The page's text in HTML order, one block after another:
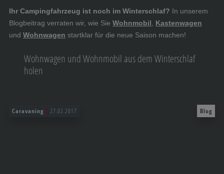
Ihr Campingfahrzeug ist noch im Winterschlaf? In unserem
Blogbeitrag verraten wir, wie Sie Wohnmobil, Kastenwagen
und Wohnwagen startklar für die neue Saison machen!
Wohnwagen und Wohnmobil aus dem Winterschlaf
holen
Caravaning 27.02.2017 Blog